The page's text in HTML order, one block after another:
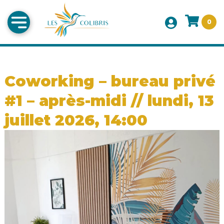
0
Coworking – bureau privé
#1 – après-midi // lundi, 13
juillet 2026, 14:00